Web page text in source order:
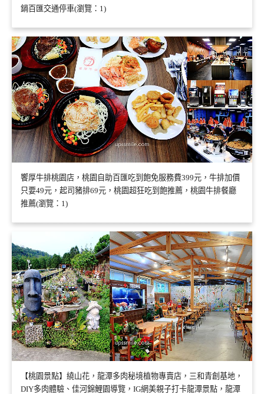
鍋百匯交通停車(瀏覽：1)
饗厚牛排桃園店，桃園自助百匯吃到飽免服務費399元，牛排加價
只要49元，起司豬排69元，桃園超狂吃到飽推薦，桃園牛排餐廳
推薦(瀏覽：1)
【桃園景點】繞山花，龍潭多肉秘境植物專賣店，三和青創基地，
DIY多肉體驗、佳河錦鯉園導覽，IG網美親子打卡龍潭景點，龍潭